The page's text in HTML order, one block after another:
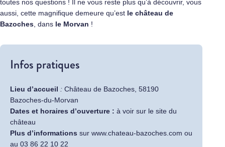
toutes nos questions ! Il ne vous reste plus qu’à découvrir, vous
aussi, cette magnifique demeure qu’est le château de
Bazoches, dans le Morvan !
Infos pratiques
Lieu d’accueil : Château de Bazoches, 58190
Bazoches-du-Morvan
Dates et horaires d’ouverture : à voir sur le site du
château
Plus d’informations sur www.chateau-bazoches.com ou
au 03 86 22 10 22